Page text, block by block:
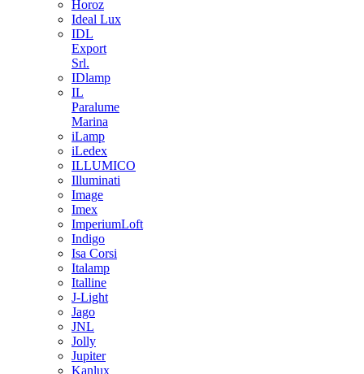
Horoz
Ideal Lux
IDL
Export
Srl.
IDlamp
IL
Paralume
Marina
iLamp
iLedex
ILLUMICO
Illuminati
Image
Imex
ImperiumLoft
Indigo
Isa Corsi
Italamp
Italline
J-Light
Jago
JNL
Jolly
Jupiter
Kanlux